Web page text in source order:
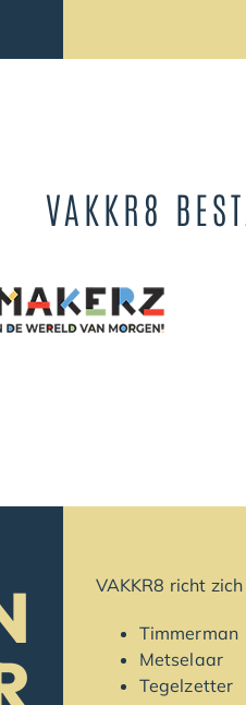
VAKKR8
VAKKR8 richt
Timmerman
Metselaar
Tegelzetter